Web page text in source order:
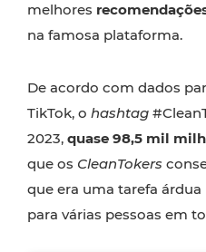
melhores
na famosa plataforma.
De acordo com dados
TikTok, o hashtag
2023, quase 98,5 mil
que os CleanTokers
que era uma tarefa árdua
para várias pessoas em